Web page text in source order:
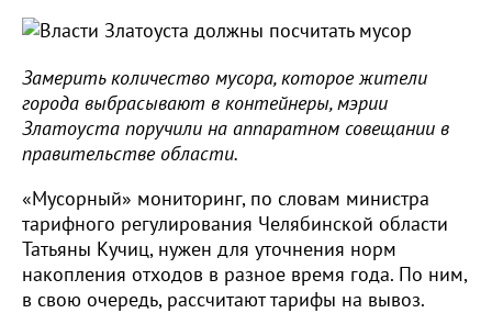
Замерить количество мусора, которое жители
города выбрасывают в контейнеры, мэрии
Златоуста поручили на аппаратном совещании в
правительстве области.
«Мусорный» мониторинг, по словам министра
тарифного регулирования Челябинской области
Татьяны Кучиц, нужен для уточнения норм
накопления отходов в разное время года. По ним,
в свою очередь, рассчитают тарифы на вывоз.